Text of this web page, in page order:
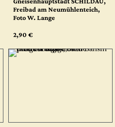
Freibad am Neumühlenteich,
Foto W. Lange
2,90 €